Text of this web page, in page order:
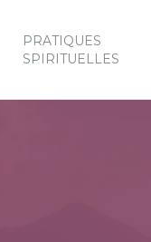
PRATIQUES
SPIRITUELLES